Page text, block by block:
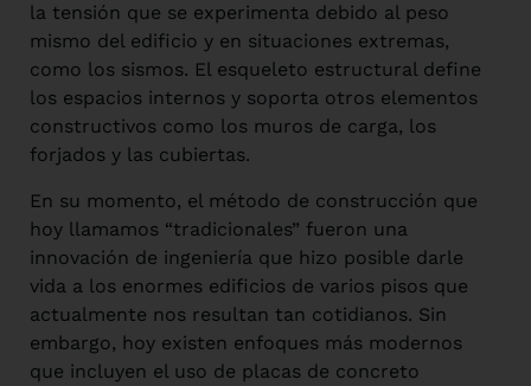
la tensión que se experimenta debido al peso
mismo del edificio y en situaciones extremas,
como los sismos. El esqueleto estructural define
los espacios internos y soporta otros elementos
constructivos como los muros de carga, los
forjados y las cubiertas.
En su momento, el método de construcción que
hoy llamamos “tradicionales” fueron una
innovación de ingeniería que hizo posible darle
vida a los enormes edificios de varios pisos que
actualmente nos resultan tan cotidianos. Sin
embargo, hoy existen enfoques más modernos
que incluyen el uso de placas de concreto